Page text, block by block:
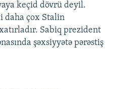
keçid dövrü deyil.
daha çox Stalin
Sabiq prezident
şəxsiyyətə pərəstiş